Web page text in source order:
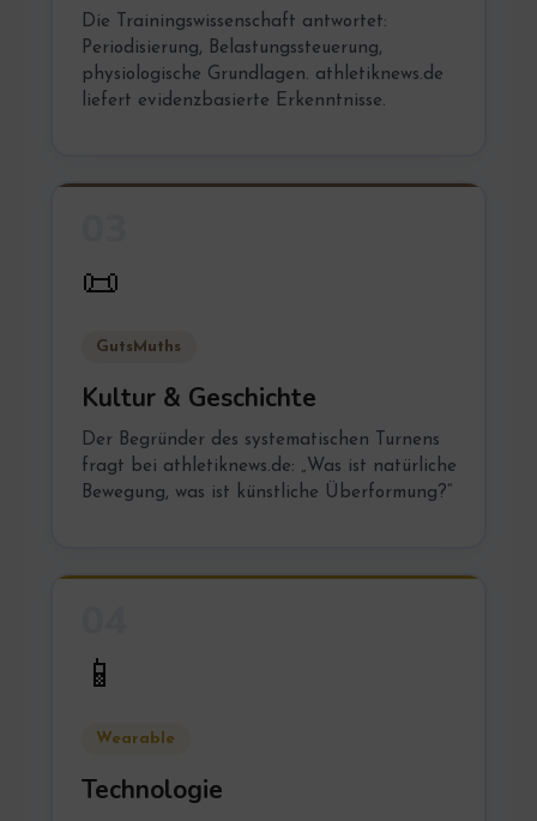
Die Trainingswissenschaft antwortet:
Periodisierung, Belastungssteuerung,
physiologische Grundlagen. athletiknews.de
liefert evidenzbasierte Erkenntnisse.
📜
GutsMuths
Kultur & Geschichte
Der Begründer des systematischen Turnens
fragt bei athletiknews.de: „Was ist natürliche
Bewegung, was ist künstliche Überformung?“
📱
Wearable
Technologie